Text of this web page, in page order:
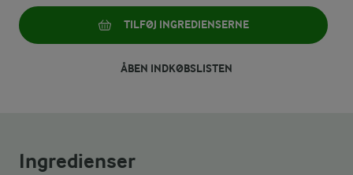
TILFØJ INGREDIENSERNE
ÅBEN INDKØBSLISTEN
Ingredienser